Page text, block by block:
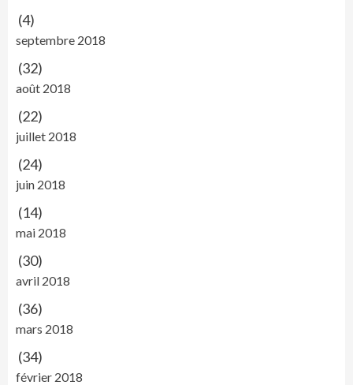
(4)
septembre 2018
(32)
août 2018
(22)
juillet 2018
(24)
juin 2018
(14)
mai 2018
(30)
avril 2018
(36)
mars 2018
(34)
février 2018